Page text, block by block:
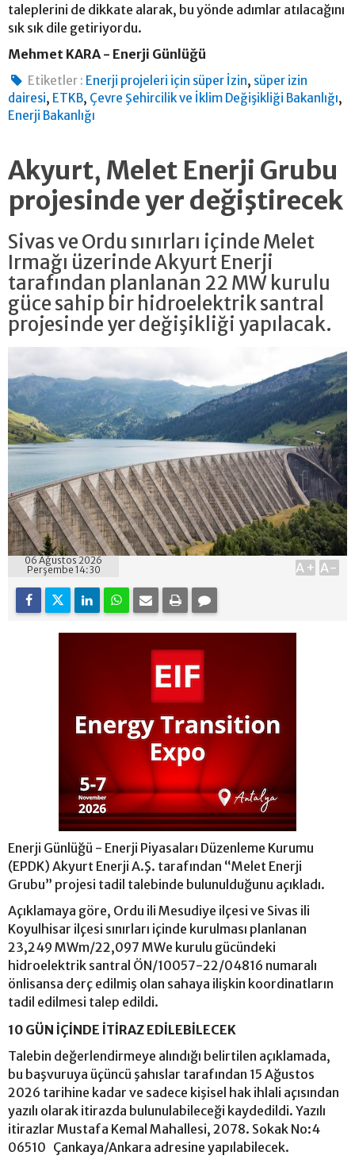
taleplerini de dikkate alarak, bu yönde adımlar atılacağını
sık sık dile getiriyordu.
Mehmet KARA - Enerji Günlüğü
Etiketler : Enerji projeleri için süper İzin, süper izin
dairesi, ETKB, Çevre Şehircilik ve İklim Değişikliği Bakanlığı,
Enerji Bakanlığı
Akyurt, Melet Enerji Grubu
projesinde yer değiştirecek
Sivas ve Ordu sınırları içinde Melet
Irmağı üzerinde Akyurt Enerji
tarafından planlanan 22 MW kurulu
güce sahip bir hidroelektrik santral
projesinde yer değişikliği yapılacak.
06 Ağustos 2026
Perşembe 14:30
A+ A-
Enerji Günlüğü - Enerji Piyasaları Düzenleme Kurumu
(EPDK) Akyurt Enerji A.Ş. tarafından “Melet Enerji
Grubu” projesi tadil talebinde bulunulduğunu açıkladı.
Açıklamaya göre, Ordu ili Mesudiye ilçesi ve Sivas ili
Koyulhisar ilçesi sınırları içinde kurulması planlanan
23,249 MWm/22,097 MWe kurulu gücündeki
hidroelektrik santral ÖN/10057-22/04816 numaralı
önlisansa derç edilmiş olan sahaya ilişkin koordinatların
tadil edilmesi talep edildi.
10 GÜN İÇİNDE İTİRAZ EDİLEBİLECEK
Talebin değerlendirmeye alındığı belirtilen açıklamada,
bu başvuruya üçüncü şahıslar tarafından 15 Ağustos
2026 tarihine kadar ve sadece kişisel hak ihlali açısından
yazılı olarak itirazda bulunulabileceği kaydedildi. Yazılı
itirazlar Mustafa Kemal Mahallesi, 2078. Sokak No:4
06510 Çankaya/Ankara adresine yapılabilecek.